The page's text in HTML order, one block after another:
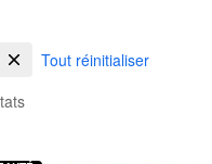
femmes de 20 ans
Tout réinitialiser